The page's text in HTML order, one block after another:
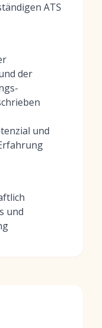
ATS
der
und
und